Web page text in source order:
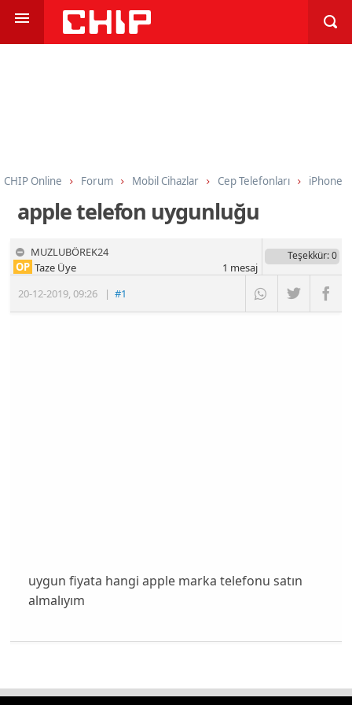
CHIP Online Forum Mobil Cihazlar Cep Telefonları iPhone
apple telefon uygunluğu
MUZLUBÖREK24
20-12-2019,09:26 |#1
OP Taze Üye
Teşekkür: 0
1 mesaj
uygun fiyata hangi apple marka telefonu satın
almalıyım